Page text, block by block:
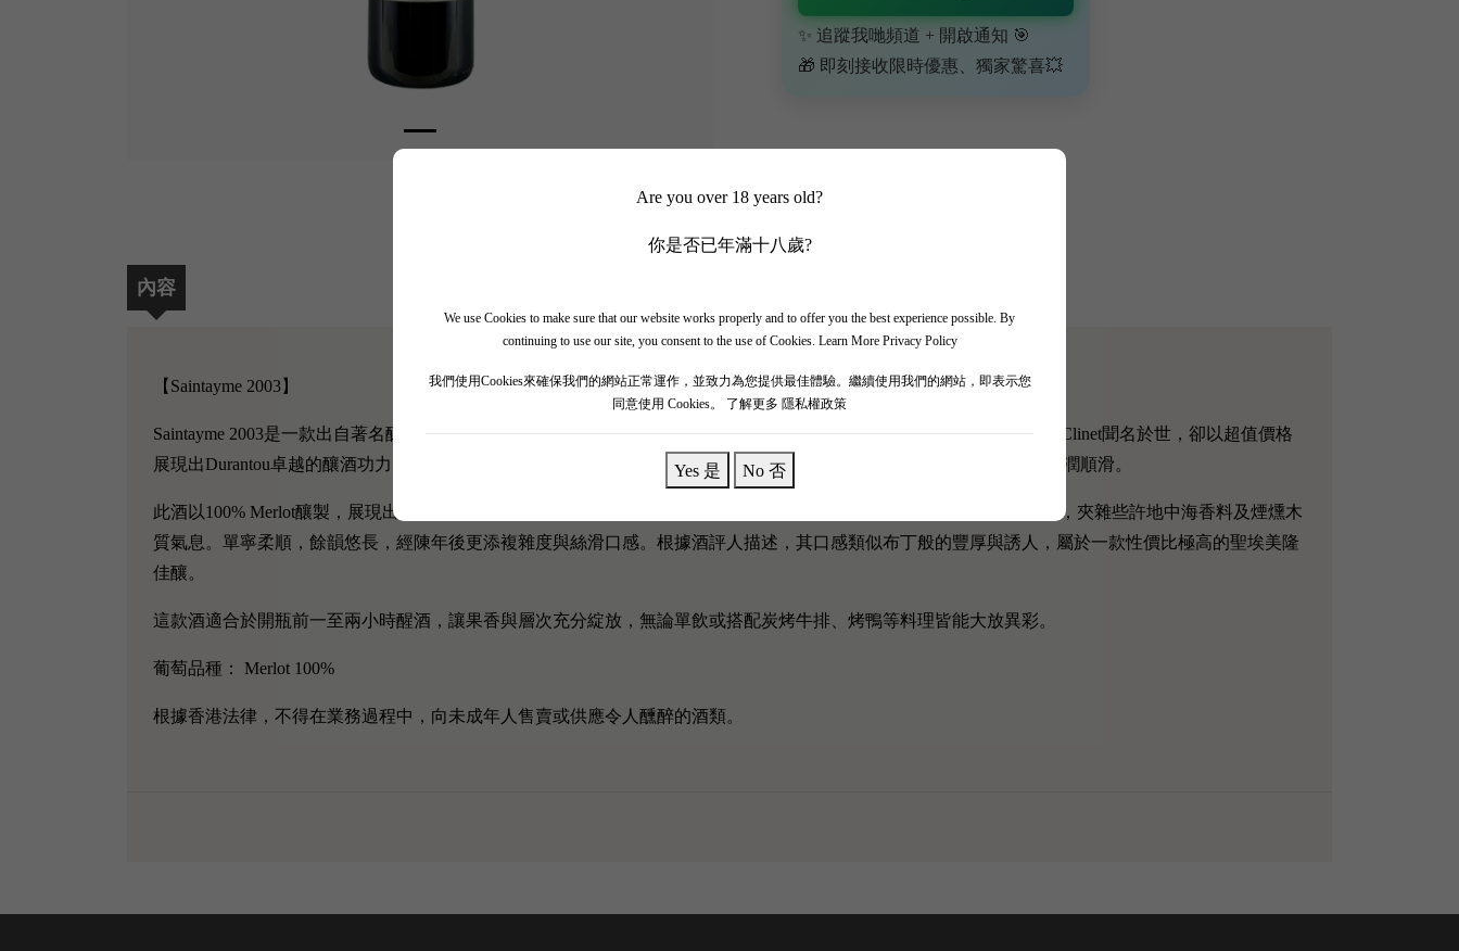
Are you over 18 years old?
你是否已年滿十八歲?
We use Cookies to make sure that our website works properly and to offer you the best experience possible. By
continuing to use our site, you consent to the use of Cookies. Learn More Privacy Policy
我們使用Cookies來確保我們的網站正常運作，並致力為您提供最佳體驗。繼續使用我們的網站，即表示您
同意使用 Cookies。 了解更多 隱私權政策
Yes 是 No 否
✨ 追蹤我哋頻道 + 開啟通知 🎯
🎁 即刻接收限時優惠、獨家驚喜💥
內容
【Saintayme 2003】
Saintayme 2003是一款出自著名釀酒師Denis Durantou之手的右岸佳釀，其酒莊位於聖埃美隆的邊緣地帶，雖不如L’Église Clinet聞名於世，卻以超值價格
展現出Durantou卓越的釀酒功力。2003年為波爾多的高溫年份，使得這款酒的Merlot成熟度極佳，風味濃郁飽滿、口感圓潤順滑。
此酒以100% Merlot釀製，展現出成熟紅色水果、黑莓果醬、甘草與微妙的松露氣息，入口後帶有黑櫻桃與黑朱古力風味，夾雜些許地中海香料及煙燻木
質氣息。單寧柔順，餘韻悠長，經陳年後更添複雜度與絲滑口感。根據酒評人描述，其口感類似布丁般的豐厚與誘人，屬於一款性價比極高的聖埃美隆
佳釀。
這款酒適合於開瓶前一至兩小時醒酒，讓果香與層次充分綻放，無論單飲或搭配炭烤牛排、烤鴨等料理皆能大放異彩。
葡萄品種： Merlot 100%
根據香港法律，不得在業務過程中，向未成年人售賣或供應令人醺醉的酒類。